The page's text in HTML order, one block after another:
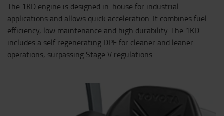
The 1KD engine is designed in-house for industrial
applications and allows quick acceleration. It combines fuel
efficiency, low maintenance and high durability. The 1KD
includes a self regenerating DPF for cleaner and leaner
operations, surpassing Stage V regulations.